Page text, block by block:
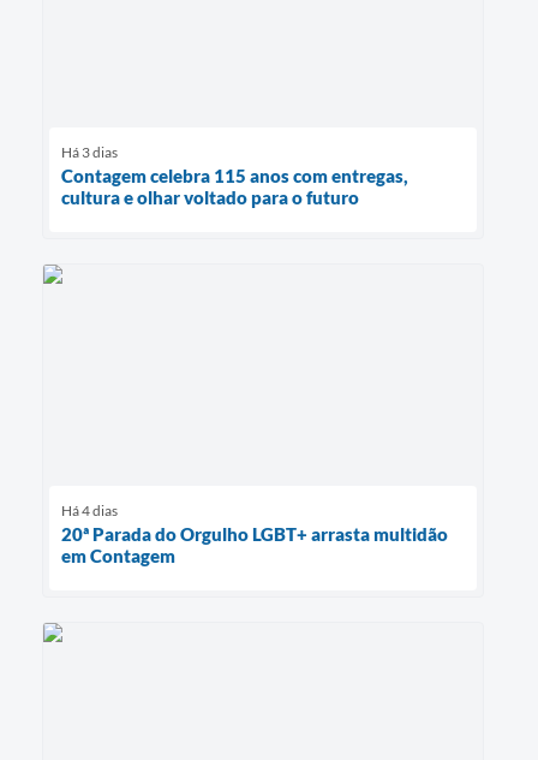
Há 3 dias
Contagem celebra 115 anos com entregas,
cultura e olhar voltado para o futuro
Há 4 dias
20ª Parada do Orgulho LGBT+ arrasta multidão
em Contagem